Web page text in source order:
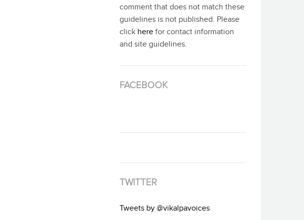
comment that does not match these
guidelines is not published. Please
click here for contact information
and site guidelines.
FACEBOOK
TWITTER
Tweets by @vikalpavoices